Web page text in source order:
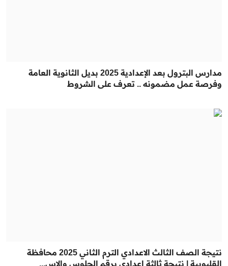
مدارس البترول بعد الإعدادية 2025 بديل الثانوية العامة
وفرصة عمل مضمونه .. تعرف على الشروط
نتيجة الصف الثالث الاعدادي الترم الثاني 2025 محافظة
القليوبية | نتيجة ثالثة إعدادي برقم الجلوس والاس...